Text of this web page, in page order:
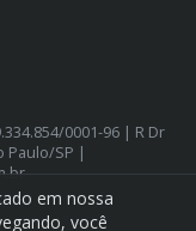
0001-96 | R Dr
Paulo/SP |
em nossa
você